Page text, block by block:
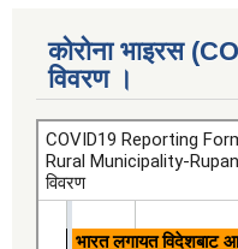
कोरोना भाइरस
विवरण ।